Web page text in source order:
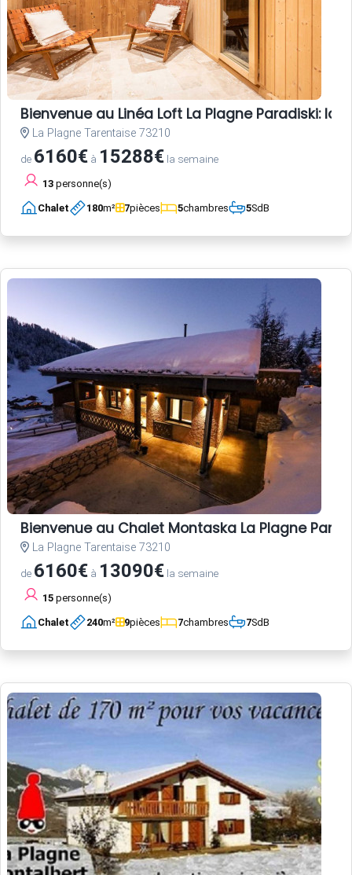
Bienvenue au Linéa Loft La Plagne Paradiski:
La Plagne Tarentaise 73210
de 6160€ à 15288€ la semaine
13 personne(s)
Chalet 180m² 7pièces 5chambres 5SdB
Bienvenue au Chalet Montaska La Plagne
La Plagne Tarentaise 73210
de 6160€ à 13090€ la semaine
15 personne(s)
Chalet 240m² 9pièces 7chambres 7SdB